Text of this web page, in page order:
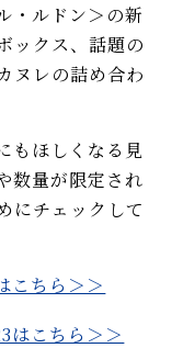
・ルドン＞の新
ックス、話題の
ヌレの詰め合わ
もほしくなる見
数量が限定され
にチェックして
こちら＞＞
はこちら＞＞